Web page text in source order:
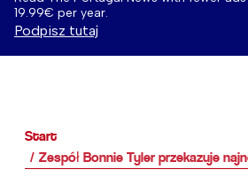
19.99€ per year.
Podpisz tutaj
Start
Zespół Bonnie Tyler przekazuje